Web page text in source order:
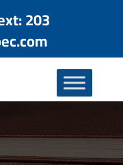
203